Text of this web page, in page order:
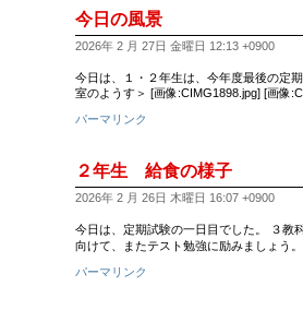
今日の風景
2026年 2 月 27日 金曜日 12:13 +0900
今日は、１・２年生は、今年度最後の定
室のようす＞ [画像:CIMG1898.jpg] [画像
パーマリンク
２年生 給食の様子
2026年 2 月 26日 木曜日 16:07 +0900
今日は、定期試験の一日目でした。 ３教
向けて、またテスト勉強に励みましょう
パーマリンク